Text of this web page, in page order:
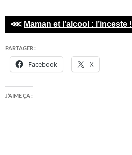
⋘ Maman et l’alcool : l’inceste !
PARTAGER :
Facebook X
J’AIME ÇA :